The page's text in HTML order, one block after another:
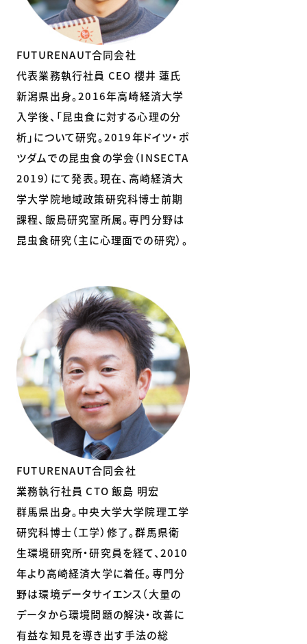
FUTURENAUT合同会社
代表業務執行社員 CEO 櫻井 蓮氏
新潟県出身。2016年高崎経済大学
入学後、「昆虫食に対する心理の分
析」について研究。2019年ドイツ・ポ
ツダムでの昆虫食の学会（INSECTA
2019）にて発表。現在、高崎経済大
学大学院地域政策研究科博士前期
課程、飯島研究室所属。専門分野は
昆虫食研究（主に心理面での研究）。
FUTURENAUT合同会社
業務執行社員 CTO 飯島 明宏
群馬県出身。中央大学大学院理工学
研究科博士（工学）修了。群馬県衛
生環境研究所・研究員を経て、2010
年より高崎経済大学に着任。専門分
野は環境データサイエンス（大量の
データから環境問題の解決・改善に
有益な知見を導き出す手法の総